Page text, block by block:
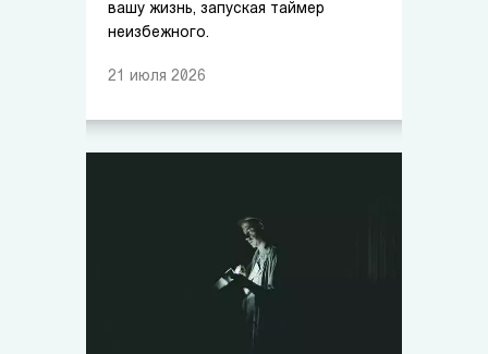
вашу жизнь, запуская таймер
неизбежного.
21 июля 2026